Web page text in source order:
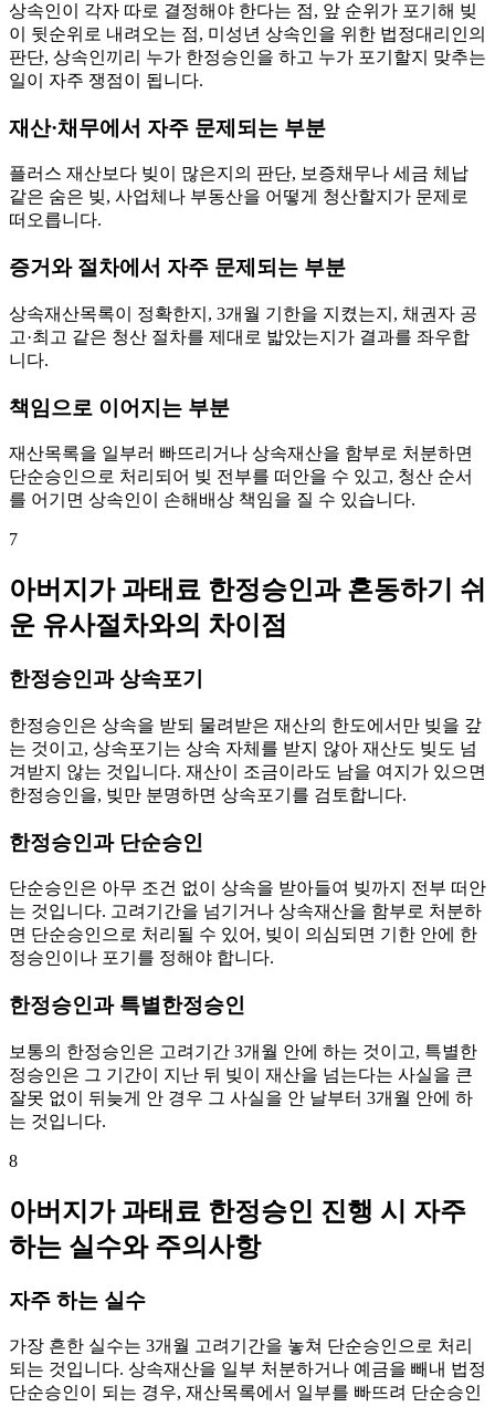
상속인이 각자 따로 결정해야 한다는 점, 앞 순위가 포기해 빚
이 뒷순위로 내려오는 점, 미성년 상속인을 위한 법정대리인의
판단, 상속인끼리 누가 한정승인을 하고 누가 포기할지 맞추는
일이 자주 쟁점이 됩니다.
재산·채무에서 자주 문제되는 부분
플러스 재산보다 빚이 많은지의 판단, 보증채무나 세금 체납
같은 숨은 빚, 사업체나 부동산을 어떻게 청산할지가 문제로
떠오릅니다.
증거와 절차에서 자주 문제되는 부분
상속재산목록이 정확한지, 3개월 기한을 지켰는지, 채권자 공
고·최고 같은 청산 절차를 제대로 밟았는지가 결과를 좌우합
니다.
책임으로 이어지는 부분
재산목록을 일부러 빠뜨리거나 상속재산을 함부로 처분하면
단순승인으로 처리되어 빚 전부를 떠안을 수 있고, 청산 순서
를 어기면 상속인이 손해배상 책임을 질 수 있습니다.
7
아버지가 과태료 한정승인과 혼동하기 쉬
운 유사절차와의 차이점
한정승인과 상속포기
한정승인은 상속을 받되 물려받은 재산의 한도에서만 빚을 갚
는 것이고, 상속포기는 상속 자체를 받지 않아 재산도 빚도 넘
겨받지 않는 것입니다. 재산이 조금이라도 남을 여지가 있으면
한정승인을, 빚만 분명하면 상속포기를 검토합니다.
한정승인과 단순승인
단순승인은 아무 조건 없이 상속을 받아들여 빚까지 전부 떠안
는 것입니다. 고려기간을 넘기거나 상속재산을 함부로 처분하
면 단순승인으로 처리될 수 있어, 빚이 의심되면 기한 안에 한
정승인이나 포기를 정해야 합니다.
한정승인과 특별한정승인
보통의 한정승인은 고려기간 3개월 안에 하는 것이고, 특별한
정승인은 그 기간이 지난 뒤 빚이 재산을 넘는다는 사실을 큰
잘못 없이 뒤늦게 안 경우 그 사실을 안 날부터 3개월 안에 하
는 것입니다.
8
아버지가 과태료 한정승인 진행 시 자주
하는 실수와 주의사항
자주 하는 실수
가장 흔한 실수는 3개월 고려기간을 놓쳐 단순승인으로 처리
되는 것입니다. 상속재산을 일부 처분하거나 예금을 빼내 법정
단순승인이 되는 경우, 재산목록에서 일부를 빠뜨려 단순승인